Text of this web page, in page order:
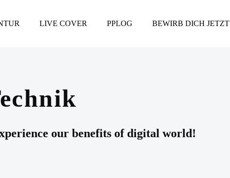
LIVE COVER PPLOG BEWIRB DICH JETZT
our benefits of digital world!